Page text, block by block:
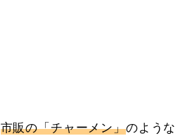
市販の「チャーメン」のような